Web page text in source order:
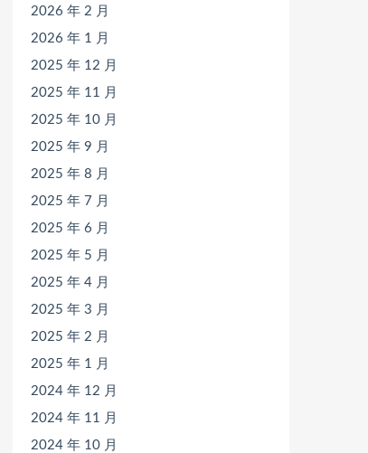
2026 年 2 月
2026 年 1 月
2025 年 12 月
2025 年 11 月
2025 年 10 月
2025 年 9 月
2025 年 8 月
2025 年 7 月
2025 年 6 月
2025 年 5 月
2025 年 4 月
2025 年 3 月
2025 年 2 月
2025 年 1 月
2024 年 12 月
2024 年 11 月
2024 年 10 月